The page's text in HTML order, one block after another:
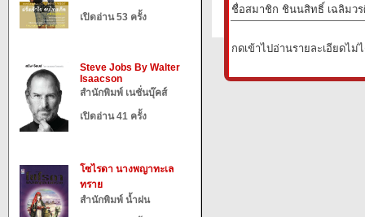
เปิดอ่าน 53 ครั้ง
Steve Jobs By Walter
Isaacson
สำนักพิมพ์ เนชั่นบุ๊คส์
เปิดอ่าน 41 ครั้ง
โซไรดา นางพญาทะเล
ทราย
สำนักพิมพ์ น้ำฝน
ชื่อสมาชิก ชินนสิทธิ์ เฉลิมวร
กดเข้าไปอ่านรายละเอียดไ